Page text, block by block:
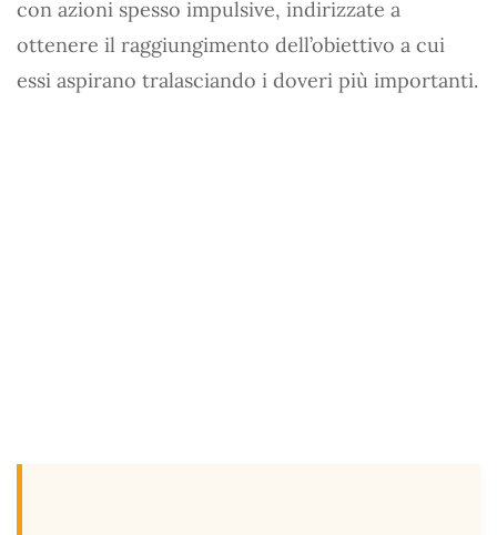
con azioni spesso impulsive, indirizzate a
ottenere il raggiungimento dell’obiettivo a cui
essi aspirano tralasciando i doveri più importanti.